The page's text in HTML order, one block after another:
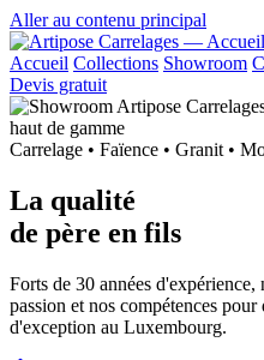
Aller au contenu principal
Accueil Collections Showroom
Devis gratuit
Carrelage • Faïence • Granit •
La qualité
de père en fils
Forts de 30 années
passion et nos compétences
d'exception au Luxembourg.